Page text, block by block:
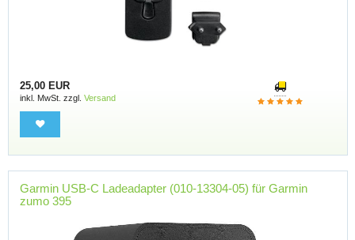
25,00 EUR
inkl. MwSt. zzgl. Versand
Garmin USB-C Ladeadapter (010-13304-05) für Garmin
zumo 395